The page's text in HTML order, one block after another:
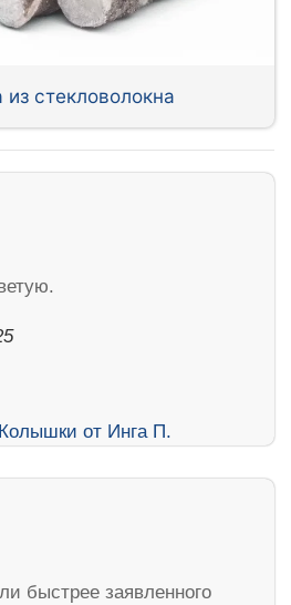
стекловолокна
быстрее заявленного